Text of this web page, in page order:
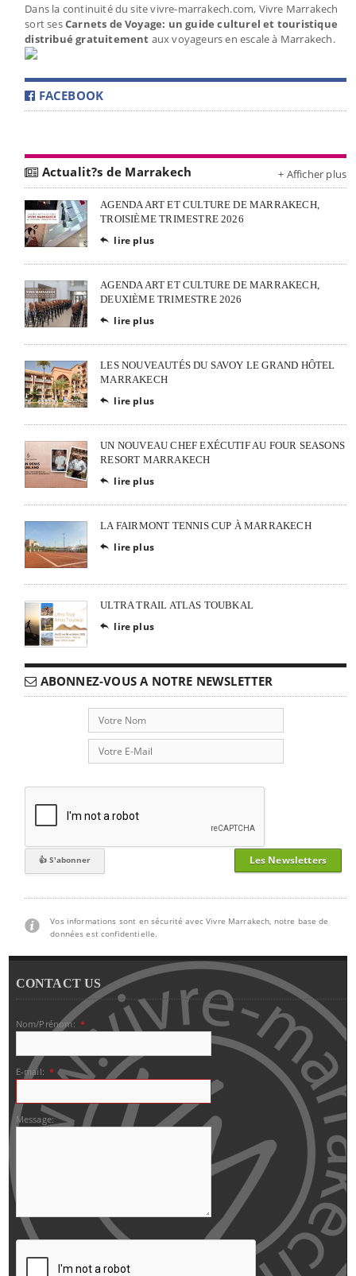
Dans la continuité du site vivre-marrakech.com, Vivre Marrakech
sort sesCarnets de Voyage: un guide culturel et touristique
distribué gratuitement aux voyageurs en escale à Marrakech.
FACEBOOK
Actualit?s de Marrakech + Afficher plus
AGENDA ART ET CULTURE DE MARRAKECH,
TROISIÈME TRIMESTRE 2026
 lire plus
AGENDA ART ET CULTURE DE MARRAKECH,
DEUXIÈME TRIMESTRE 2026
 lire plus
LES NOUVEAUTÉS DU SAVOY LE GRAND HÔTEL
MARRAKECH
 lire plus
UN NOUVEAU CHEF EXÉCUTIF AU FOUR SEASONS
RESORT MARRAKECH
 lire plus
LA FAIRMONT TENNIS CUP À MARRAKECH
 lire plus
ULTRA TRAIL ATLAS TOUBKAL
 lire plus
ABONNEZ-VOUS A NOTRE NEWSLETTER
Les Newsletters
Vos informations sont en sécurité avec Vivre Marrakech, notre base de
données est confidentielle.
CONTACT US
Nom/Prénom: *
E-mail: *
Message: